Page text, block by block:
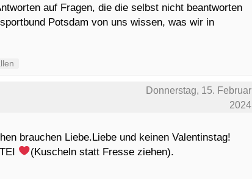
auf Fragen, die die selbst nicht beantworten
Potsdam von uns wissen, was wir in
Donnerstag, 15. Februar
2024
brauchen Liebe.Liebe und keinen Valentinstag!
(Kuscheln statt Fresse ziehen).